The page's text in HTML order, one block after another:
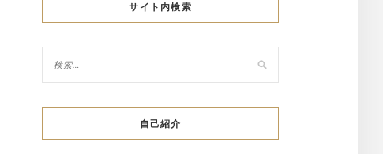
サイト内検索
自己紹介